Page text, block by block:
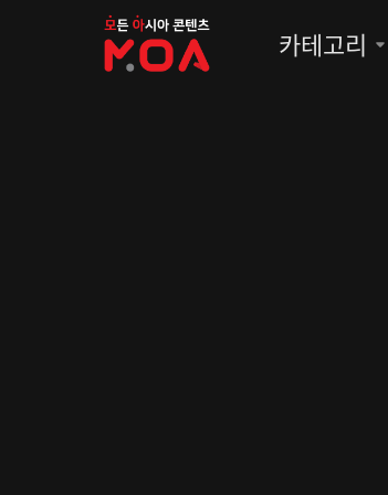
MOA
카테고리